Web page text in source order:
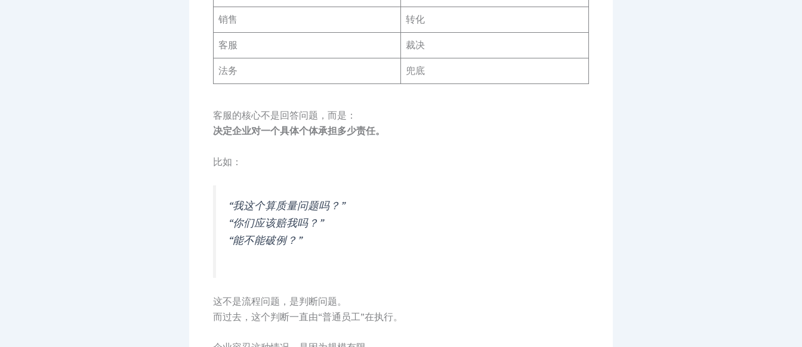
销售 转化
客服 裁决
法务 兜底
客服的核心不是回答问题，而是：
决定企业对一个具体个体承担多少责任。
比如：
“我这个算质量问题吗？”
“你们应该赔我吗？”
“能不能破例？”
这不是流程问题，是判断问题。
而过去，这个判断一直由“普通员工”在执行。